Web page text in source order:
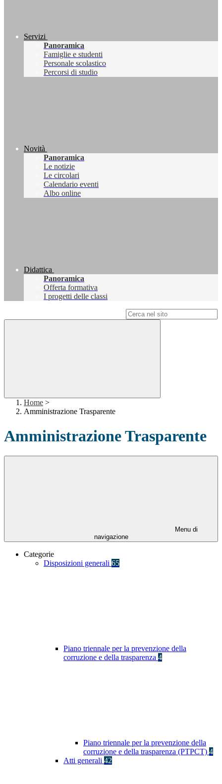
Servizi
Panoramica
Famiglie e studenti
Personale scolastico
Percorsi di studio
Novità
Panoramica
Le notizie
Le circolari
Calendario eventi
Albo online
Didattica
Panoramica
Offerta formativa
I progetti delle classi
Home >
Amministrazione Trasparente
Amministrazione Trasparente
Menu di
navigazione
Categorie
Disposizioni generali 65
Piano triennale per la prevenzione della
corruzione e della trasparenza 4
Piano triennale per la prevenzione della
corruzione e della trasparenza (PTPCT) 4
Atti generali 42